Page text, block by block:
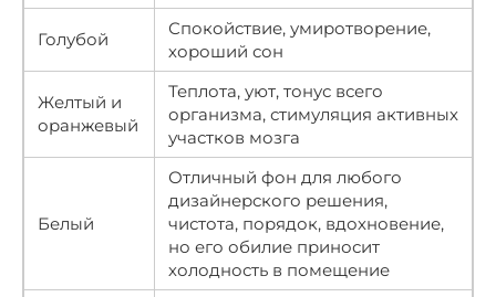
Голубой
Спокойствие, умиротворение,
хороший сон
Желтый и
оранжевый
Теплота, уют, тонус всего
организма, стимуляция активных
участков мозга
Белый
Отличный фон для любого
дизайнерского решения,
чистота, порядок, вдохновение,
но его обилие приносит
холодность в помещение